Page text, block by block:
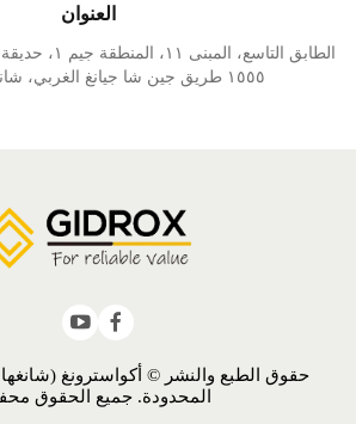
العنوان
الطابق التاسع،
١٥٥٥ طريق جين شا جيانغ الغربي، شانغهاي، الصين
حقوق الطبع والنشر © أكواسترونغ
المحدودة. جميع الحقوق